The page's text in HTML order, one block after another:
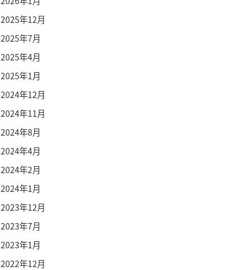
2025年12月
2025年7月
2025年4月
2025年1月
2024年12月
2024年11月
2024年8月
2024年4月
2024年2月
2024年1月
2023年12月
2023年7月
2023年1月
2022年12月